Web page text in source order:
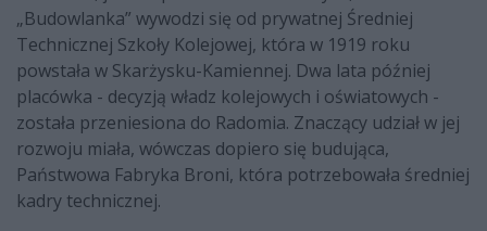
„Budowlanka” wywodzi się od prywatnej Średniej
Technicznej Szkoły Kolejowej, która w 1919 roku
powstała w Skarżysku-Kamiennej. Dwa lata później
placówka - decyzją władz kolejowych i oświatowych -
została przeniesiona do Radomia. Znaczący udział w jej
rozwoju miała, wówczas dopiero się budująca,
Państwowa Fabryka Broni, która potrzebowała średniej
kadry technicznej.